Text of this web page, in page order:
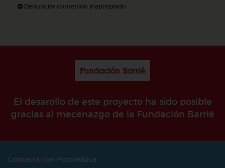
Denunciar contenido inapropiado
El desarollo de este proyecto ha sido posible
gracias al mecenazgo de la Fundación Barrié
Contacta con Pictoeduca